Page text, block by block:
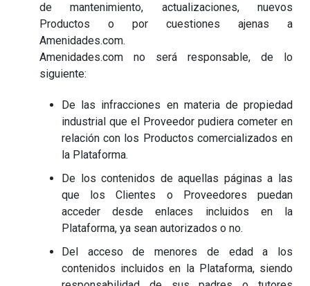
de mantenimiento, actualizaciones, nuevos
Productos o por cuestiones ajenas a
Amenidades.com.
Amenidades.com no será responsable, de lo
siguiente:
De las infracciones en materia de propiedad
industrial que el Proveedor pudiera cometer en
relación con los Productos comercializados en
la Plataforma.
De los contenidos de aquellas páginas a las
que los Clientes o Proveedores puedan
acceder desde enlaces incluidos en la
Plataforma, ya sean autorizados o no.
Del acceso de menores de edad a los
contenidos incluidos en la Plataforma, siendo